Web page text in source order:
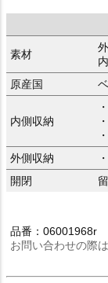
素材
原産国
内側収納
外側収納
開閉
品番：06001968r
お問い合わせの際